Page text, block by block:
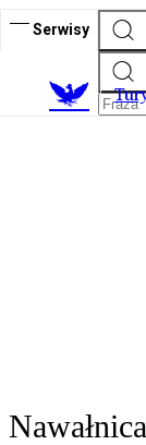
Serwisy
T